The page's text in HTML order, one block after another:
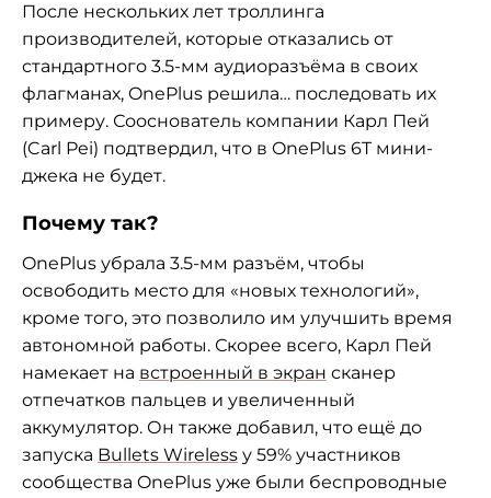
После нескольких лет троллинга
производителей, которые отказались от
стандартного 3.5-мм аудиоразъёма в своих
флагманах, OnePlus решила… последовать их
примеру. Сооснователь компании Карл Пей
(Carl Pei) подтвердил, что в OnePlus 6T мини-
джека не будет.
Почему так?
OnePlus убрала 3.5-мм разъём, чтобы
освободить место для «новых технологий»,
кроме того, это позволило им улучшить время
автономной работы. Скорее всего, Карл Пей
намекает на встроенный в экран сканер
отпечатков пальцев и увеличенный
аккумулятор. Он также добавил, что ещё до
запуска Bullets Wireless у 59% участников
сообщества OnePlus уже были беспроводные